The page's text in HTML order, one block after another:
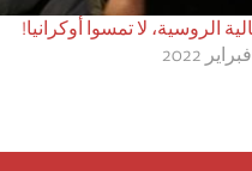
الروسية، لا تمسوا أوكرانيا!